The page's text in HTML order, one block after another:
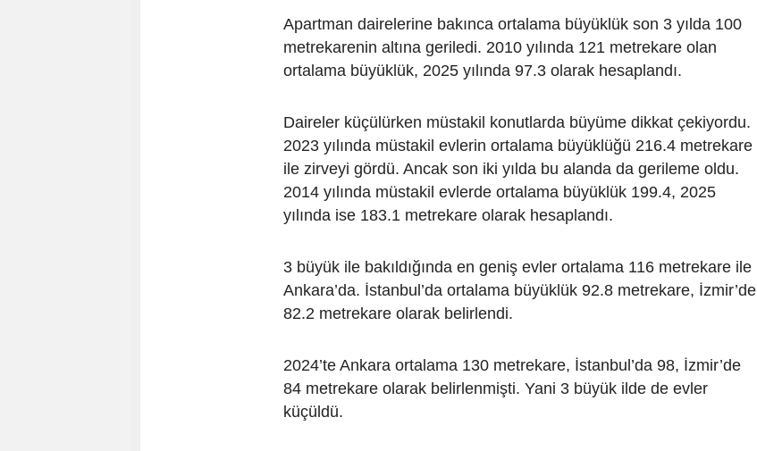
Apartman dairelerine bakınca ortalama büyüklük son 3 yılda 100
metrekarenin altına geriledi. 2010 yılında 121 metrekare olan
ortalama büyüklük, 2025 yılında 97.3 olarak hesaplandı.
Daireler küçülürken müstakil konutlarda büyüme dikkat çekiyordu.
2023 yılında müstakil evlerin ortalama büyüklüğü 216.4 metrekare
ile zirveyi gördü. Ancak son iki yılda bu alanda da gerileme oldu.
2014 yılında müstakil evlerde ortalama büyüklük 199.4, 2025
yılında ise 183.1 metrekare olarak hesaplandı.
3 büyük ile bakıldığında en geniş evler ortalama 116 metrekare ile
Ankara’da. İstanbul’da ortalama büyüklük 92.8 metrekare, İzmir’de
82.2 metrekare olarak belirlendi.
2024’te Ankara ortalama 130 metrekare, İstanbul’da 98, İzmir’de
84 metrekare olarak belirlenmişti. Yani 3 büyük ilde de evler
küçüldü.